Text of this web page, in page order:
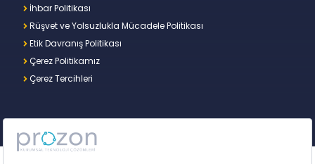
İhbar Politikası
Rüşvet ve Yolsuzlukla Mücadele Politikası
Etik Davranış Politikası
Çerez Politikamız
Çerez Tercihleri